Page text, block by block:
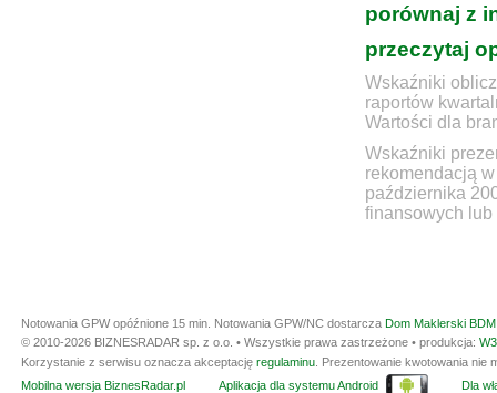
porównaj z
przeczytaj
Wskaźniki
raportów
Wartości dla
Wskaźniki
rekomendacją
października
finansowych lub
Notowania GPW opóźnione 15 min. Notowania GPW/NC dostarcza Dom Maklerski
© 2010-2026 BIZNESRADAR sp. z o.o. • Wszystkie prawa zastrzeżone • produkcja:
Korzystanie z serwisu oznacza akceptację regulaminu . Prezentowanie kwotowania
Mobilna wersja BiznesRadar.pl
Aplikacja dla systemu Android Dla